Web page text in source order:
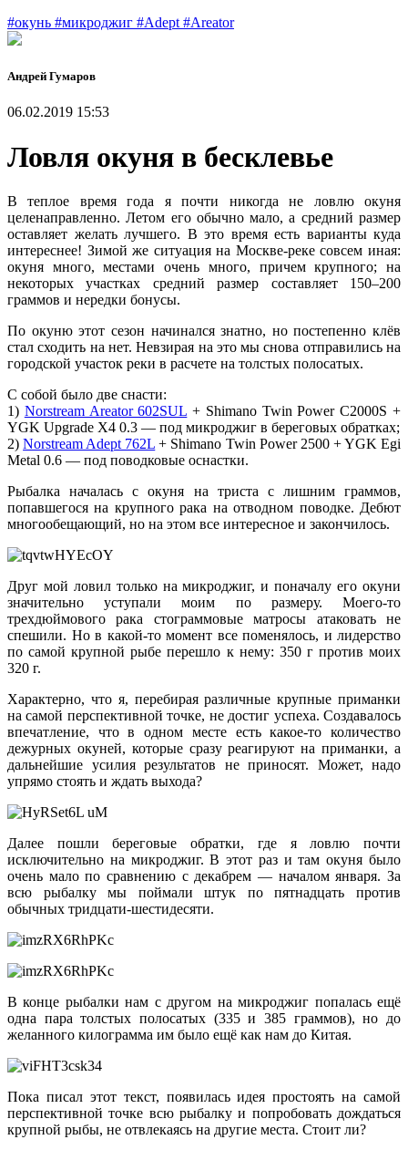
#окунь #микроджиг #Adept #Areator
Андрей Гумаров
06.02.2019 15:53
Ловля окуня в бесклевье
В теплое время года я почти никогда не ловлю окуня
целенаправленно. Летом его обычно мало, а средний размер
оставляет желать лучшего. В это время есть варианты куда
интереснее! Зимой же ситуация на Москве-реке совсем иная:
окуня много, местами очень много, причем крупного; на
некоторых участках средний размер составляет 150–200
граммов и нередки бонусы.
По окуню этот сезон начинался знатно, но постепенно клёв
стал сходить на нет. Невзирая на это мы снова отправились на
городской участок реки в расчете на толстых полосатых.
С собой было две снасти:
1) Norstream Areator 602SUL + Shimano Twin Power C2000S +
YGK Upgrade X4 0.3 — под микроджиг в береговых обратках;
2)Norstream Adept 762L + Shimano Twin Power 2500 + YGK Egi
Metal 0.6 — под поводковые оснастки.
Рыбалка началась с окуня на триста с лишним граммов,
попавшегося на крупного рака на отводном поводке. Дебют
многообещающий, но на этом все интересное и закончилось.
Друг мой ловил только на микроджиг, и поначалу его окуни
значительно уступали моим по размеру. Моего-то
трехдюймового рака стограммовые матросы атаковать не
спешили. Но в какой-то момент все поменялось, и лидерство
по самой крупной рыбе перешло к нему: 350 г против моих
320 г.
Характерно, что я, перебирая различные крупные приманки
на самой перспективной точке, не достиг успеха. Создавалось
впечатление, что в одном месте есть какое-то количество
дежурных окуней, которые сразу реагируют на приманки, а
дальнейшие усилия результатов не приносят. Может, надо
упрямо стоять и ждать выхода?
Далее пошли береговые обратки, где я ловлю почти
исключительно на микроджиг. В этот раз и там окуня было
очень мало по сравнению с декабрем — началом января. За
всю рыбалку мы поймали штук по пятнадцать против
обычных тридцати-шестидесяти.
В конце рыбалки нам с другом на микроджиг попалась ещё
одна пара толстых полосатых (335 и 385 граммов), но до
желанного килограмма им было ещё как нам до Китая.
Пока писал этот текст, появилась идея простоять на самой
перспективной точке всю рыбалку и попробовать дождаться
крупной рыбы, не отвлекаясь на другие места. Стоит ли?